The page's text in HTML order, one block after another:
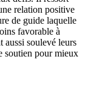
relation positive
de guide laquelle
favorable à
aussi soulevé leurs
soutien pour mieux